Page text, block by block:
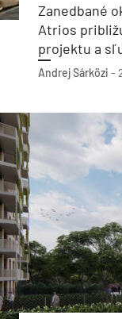
Zanedbané
Atrios
projektu a
Andrej Sárközi -